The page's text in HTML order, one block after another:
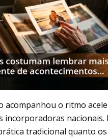
acompanhou o ritmo
incorporadoras
tradicional quanto